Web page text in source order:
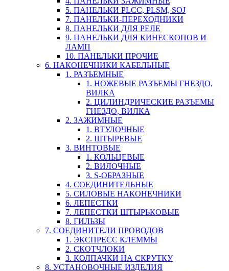
5. ПАНЕЛЬКИ PLCC, PLSM, SOJ
7. ПАНЕЛЬКИ-ПЕРЕХОДНИКИ
8. ПАНЕЛЬКИ ДЛЯ РЕЛЕ
9. ПАНЕЛЬКИ ДЛЯ КИНЕСКОПОВ И
ЛАМП
10. ПАНЕЛЬКИ ПРОЧИЕ
6. НАКОНЕЧНИКИ КАБЕЛЬНЫЕ
1. РАЗЪЕМНЫЕ
1. НОЖЕВЫЕ РАЗЪЕМЫ ГНЕЗДО,
ВИЛКА
2. ЦИЛИНДРИЧЕСКИЕ РАЗЪЕМЫ
ГНЕЗДО, ВИЛКА
2. ЗАЖИМНЫЕ
1. ВТУЛОЧНЫЕ
2. ШТЫРЕВЫЕ
3. ВИНТОВЫЕ
1. КОЛЬЦЕВЫЕ
2. ВИЛОЧНЫЕ
3. S-ОБРАЗНЫЕ
4. СОЕДИНИТЕЛЬНЫЕ
5. СИЛОВЫЕ НАКОНЕЧНИКИ
6. ЛЕПЕСТКИ
7. ЛЕПЕСТКИ ШТЫРЬКОВЫЕ
8. ГИЛЬЗЫ
7. СОЕДИНИТЕЛИ ПРОВОДОВ
1. ЭКСПРЕСС КЛЕММЫ
2. СКОТЧЛОКИ
3. КОЛПАЧКИ НА СКРУТКУ
8. УСТАНОВОЧНЫЕ ИЗДЕЛИЯ